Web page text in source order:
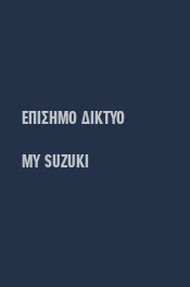
ΕΠΙΣΗΜΟ ΔΙΚΤΥΟ
ΜΥ SUZUKI